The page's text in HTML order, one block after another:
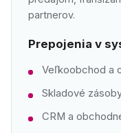
partnerov.
Prepojenia v
Veľkoobchod a
Skladové
CRM a